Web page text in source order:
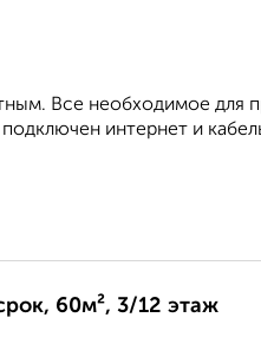
Все необходимое для
интернет и
60м², 3/12 этаж